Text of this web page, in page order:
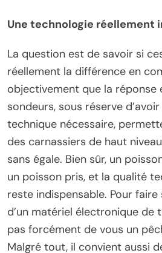
Une technologie réellement
La question est de savoir si
réellement la différence en
objectivement que la réponse
sondeurs, sous réserve
technique nécessaire,
des carnassiers de haut
sans égale. Bien sûr, un
un poisson pris, et la qualité
reste indispensable. Pour
d’un matériel électronique de
pas forcément de vous un
Malgré tout, il convient aussi